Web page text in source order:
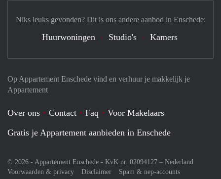
Op Appartement Enschede vind en verhuur je makkelijk je
Appartement
Over ons Contact Faq
Voor Makelaars
Gratis je Appartement aanbieden in Enschede
© 2026 - Appartement Enschede - KvK nr. 02094127 – Nederland
Voorwaarden & privacy
Disclaimer
Spam & nep-accounts
Niks leuks gevonden? Dit is ons andere aanbod in Enschede:
Huurwoningen Studio's Kamers